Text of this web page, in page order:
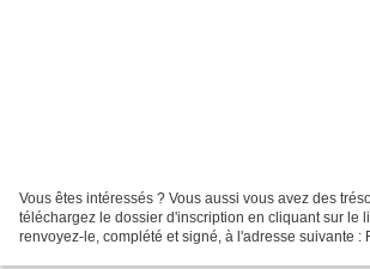
Vous êtes intéressés ? Vous aussi vous avez des
téléchargez le dossier d'inscription en cliquant sur le
renvoyez-le, complété et signé, à l'adresse suivante :